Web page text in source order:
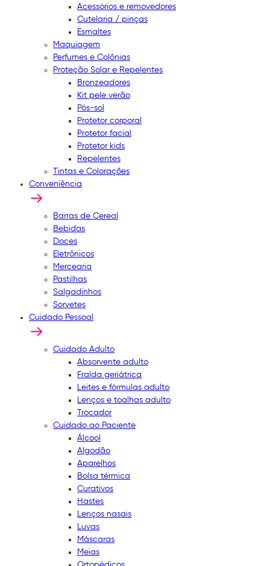
Acessórios e removedores
Cutelaria / pinças
Esmaltes
Maquiagem
Perfumes e Colônias
Proteção Solar e Repelentes
Bronzeadores
Kit pele verão
Pós-sol
Protetor corporal
Protetor facial
Protetor kids
Repelentes
Tintas e Colorações
Conveniência
Barras de Cereal
Bebidas
Doces
Eletrônicos
Mercearia
Pastilhas
Salgadinhos
Sorvetes
Cuidado Pessoal
Cuidado Adulto
Absorvente adulto
Fralda geriátrica
Leites e fórmulas adulto
Lenços e toalhas adulto
Trocador
Cuidado ao Paciente
Álcool
Algodão
Aparelhos
Bolsa térmica
Curativos
Hastes
Lenços nasais
Luvas
Máscaras
Meias